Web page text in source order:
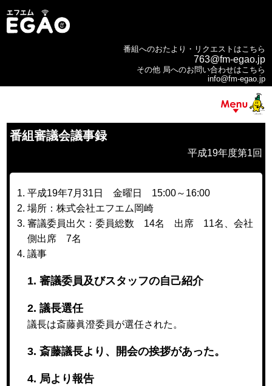
番組へのおたより・リクエストはこちら
763@fm-egao.jp
その他 局へのお問い合わせはこちら
info@fm-egao.jp
番組審議会議事録
平成19年度第1回
平成19年7月31日 金曜日 15:00～16:00
場所：株式会社エフエム岡崎
審議委員出欠：委員総数 14名 出席 11名、会社
側出席 7名
議事
1. 審議委員及びスタッフの自己紹介
2. 議長選任
議長は斎藤眞澄委員が選任された。
3. 斎藤議長より、開会の挨拶があった。
4. 局より報告